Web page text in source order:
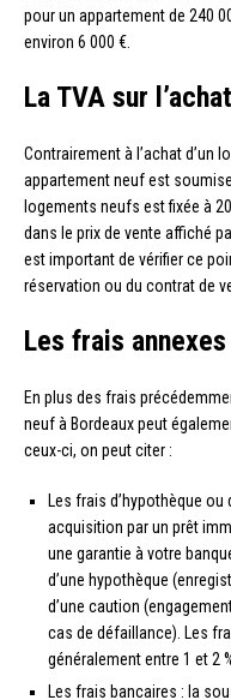
pour un appartement de 240
environ 6 000 €.
La TVA sur
Contrairement à l’achat d’un
appartement neuf est
logements neufs est fixée à
dans le prix de vente affiché
est important de vérifier ce
réservation ou du contrat de
Les frais annexes
En plus des frais
neuf à Bordeaux peut
ceux-ci, on peut citer :
Les frais d’hypothèque
acquisition par un prêt
une garantie à votre
d’une hypothèque
d’une caution
cas de défaillance). Les
généralement entre 1 et 2
Les frais bancaires : la